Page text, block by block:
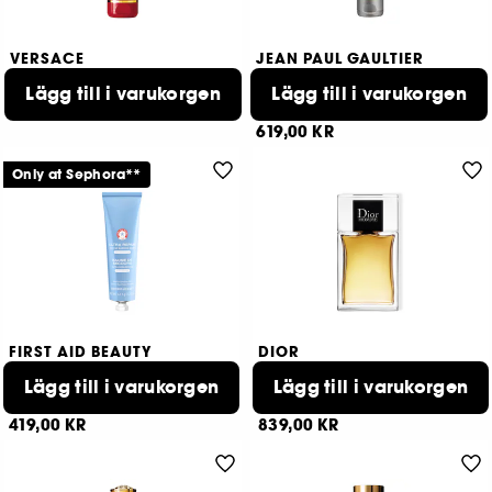
VERSACE
Eros Flame
After Shave Balm
539,00 KR
Lägg till i varukorgen
JEAN PAUL GAULTIER
"Le Male"
Soothing After Shave Balm
619,00 KR
Lägg till i varukorgen
FIRST AID BEAUTY
Ultra Repair Rescue Balm
419,00 KR
Lägg till i varukorgen
Only at Sephora**
DIOR
Dior Homme
After-Shave Lotion för män
839,00 KR
Lägg till i varukorgen